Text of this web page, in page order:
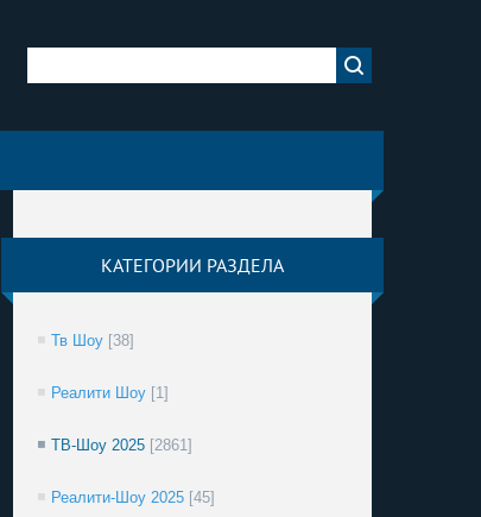
КАТЕГОРИИ РАЗДЕЛА
Тв Шоу [38]
Реалити Шоу [1]
ТВ-Шоу 2025 [2861]
Реалити-Шоу 2025 [45]